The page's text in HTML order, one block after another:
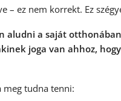
– ez nem korrekt. Ez
aludni a saját
joga van ahhoz,
tudna tenni: